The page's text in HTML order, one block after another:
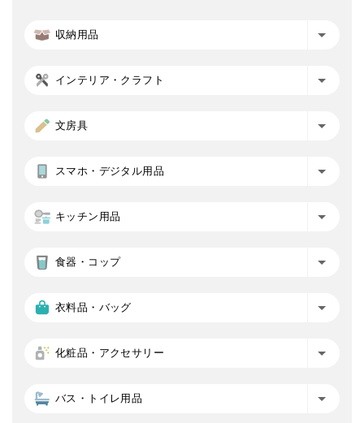
収納用品
インテリア・クラフト
文房具
スマホ・デジタル用品
キッチン用品
食器・コップ
衣料品・バッグ
化粧品・アクセサリー
バス・トイレ用品